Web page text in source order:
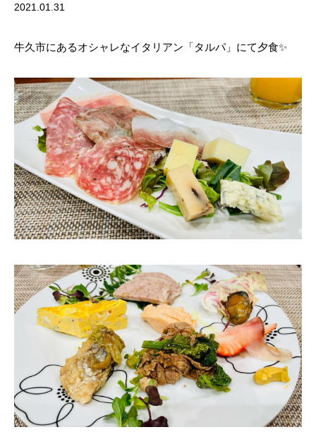
2021.01.31
牛久市にあるオシャレなイタリアン「タルパ」にて夕食✨